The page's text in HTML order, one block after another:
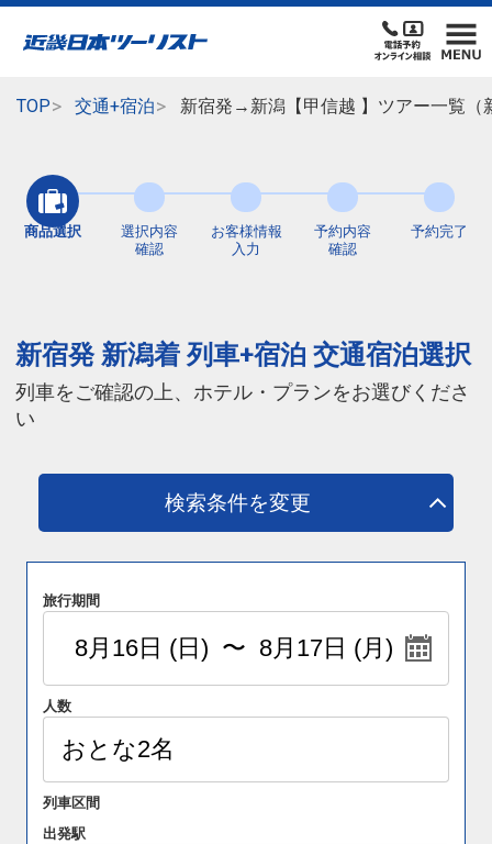
TOP 交通+宿泊 新宿発→新潟【甲信越 】ツアー一覧（
商品選択
選択内容
確認
お客様情報
入力
予約内容
確認
予約完了
新宿発 新潟着 列車+宿泊 交通宿泊選択
列車をご確認の上、ホテル・プランをお選びくださ
い
検索条件を変更
旅行期間
人数
列車区間
出発駅